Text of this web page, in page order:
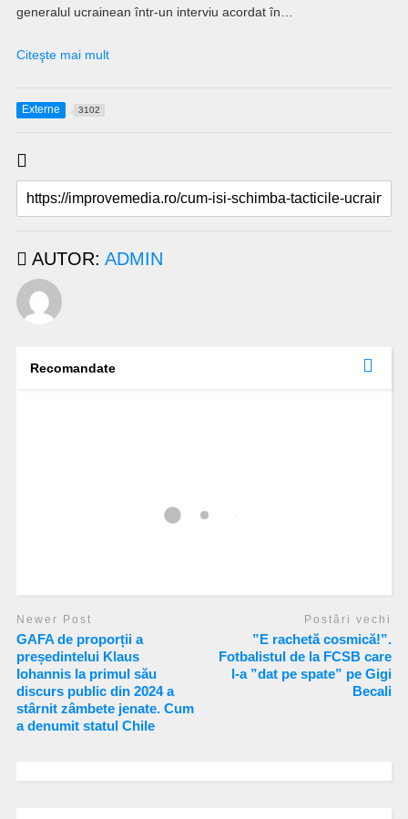
generalul ucrainean într-un interviu acordat în…
Citeşte mai mult
Externe 3102
AUTOR: ADMIN
Recomandate
Newer Post
GAFA de proporții a
președintelui Klaus
Iohannis la primul său
discurs public din 2024 a
stârnit zâmbete jenate. Cum
a denumit statul Chile
Postări vechi
”E rachetă cosmică!”.
Fotbalistul de la FCSB care
l-a ”dat pe spate” pe Gigi
Becali